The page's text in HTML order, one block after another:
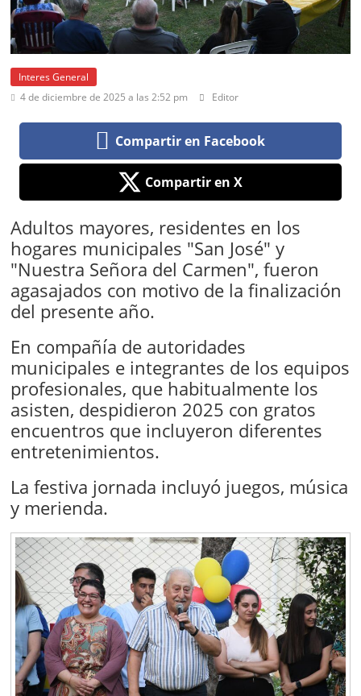
Interes General
4 de diciembre de 2025 a las 2:52 pm
Editor
Compartir en Facebook
Compartir en X
Adultos mayores, residentes en los
hogares municipales "San José" y
"Nuestra Señora del Carmen", fueron
agasajados con motivo de la finalización
del presente año.
En compañía de autoridades
municipales e integrantes de los equipos
profesionales, que habitualmente los
asisten, despidieron 2025 con gratos
encuentros que incluyeron diferentes
entretenimientos.
La festiva jornada incluyó juegos, música
y merienda.